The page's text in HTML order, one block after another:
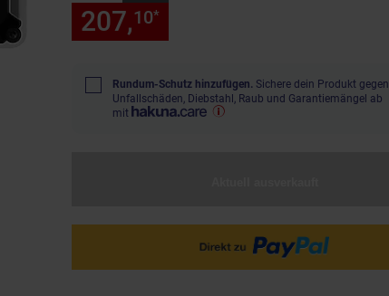
207,10*
Rundum-Schutz hinzufügen. Sichere dein Produkt gegen
Unfallschäden, Diebstahl, Raub und Garantiemängel ab
mit